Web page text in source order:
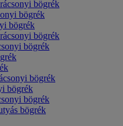
bögrék
bögrék
bögrék
bögrék
bögrék
bögrék
bögrék
bögrék
bögrék